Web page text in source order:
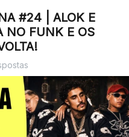
#24 | ALOK E
NO FUNK E OS